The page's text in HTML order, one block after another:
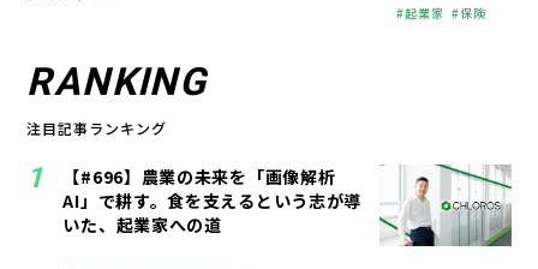
起業家
保険
RANKING
注目記事ランキング
【#696】農業の未来を「画像解析
AI」で耕す。食を支えるという志が導
いた、起業家への道